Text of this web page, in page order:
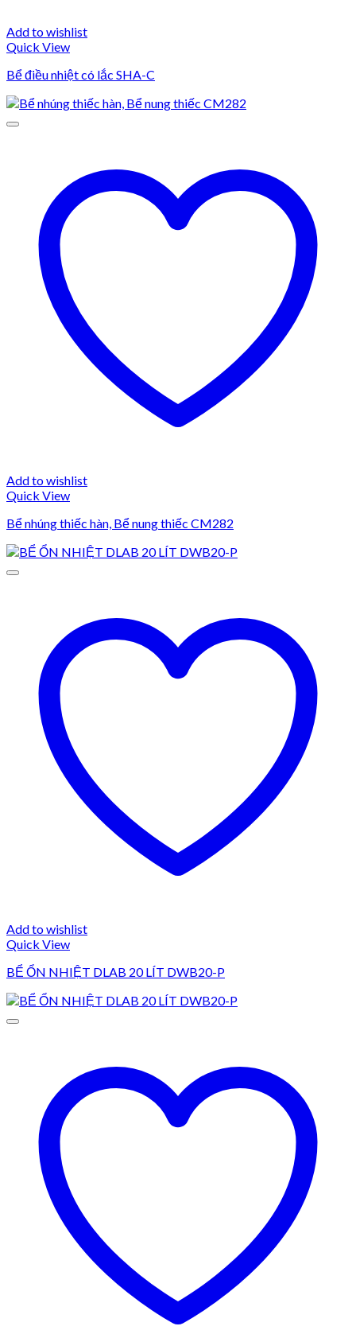
Add to wishlist
Quick View
Bể điều nhiệt có lắc SHA-C
Add to wishlist
Quick View
Bể nhúng thiếc hàn, Bể nung thiếc CM282
Add to wishlist
Quick View
BỂ ỔN NHIỆT DLAB 20 LÍT DWB20-P